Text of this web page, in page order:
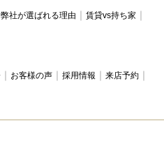
弊社が選ばれる理由
賃貸vs持ち家
お客様の声 採用情報
来店予約